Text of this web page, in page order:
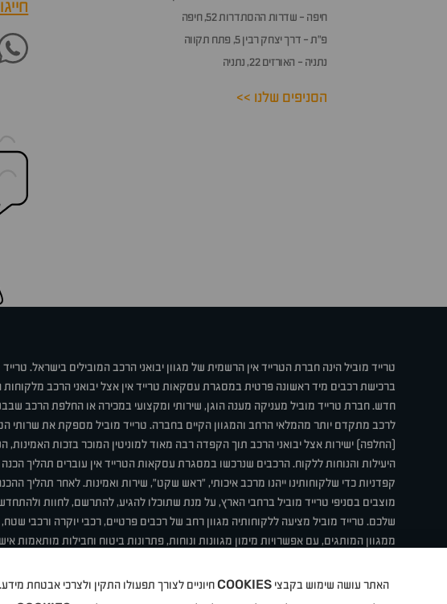
חיפה - שדרות ההסתדרות 52, חיפה
פ״ת - דרך יצחק רבין 5, פתח תקווה
נתניה - האורזים 22, נתניה
הסניפים שלנו >>
טרייד מוביל הינה חברת הטרייד אין הרשמית של מגוון יבואני הרכב המובילים בישראל.
ברכישת רכבים מיד ראשונה פרטית במסגרת עסקאות טרייד אין אצל יבואני הרכב מלקוחות
חדש. חברת טרייד מוביל מעניקה מענה הוגן, שירותי ומקצועי במכירה או החלפת הרכב
לרכב מתקדם יותר מהמלאי הרחב והמגוון הקיים בחברה. טרייד מוביל מספקת את שרותי
(החלפה) ישירות אצל יבואני הרכב תוך הקפדה רבה מאוד למוניטין המוכר בזכות האמינות,
היעילות והנוחות ללקוח. הרכבים שנרכשו במסגרת עסקאות הטרייד אין עוברים תהליך הכנה
קפדניות כדי שלקוחותינו ייהנו מרכב איכותי, "ראש שקט", שירות ואמינות. לאחר תהליך
מוצבים בסניפי טרייד מוביל ברחבי הארץ, על מנת שתוכלו להגיע, להתרשם, לחוות
שלכם. טרייד מוביל מציעה ללקוחותיה מגוון רחב של רכבים פרטיים, רכבי יוקרה ורכבי
ממגוון המותגים, עם אפשרויות מימון מגוונות ונוחות, פתרונות ביטוח וחבילות מותאמות
האתר עושה שימוש בקבצי COOKIESחיוניים לצורך תפעולו התקין ולצרכי אבטחת